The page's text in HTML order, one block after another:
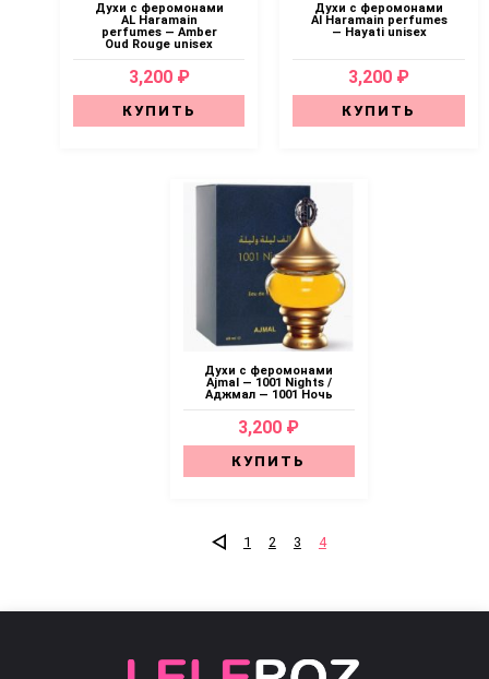
Духи с феромонами
AL Haramain
perfumes — Amber
Oud Rouge unisex
3,200 ₽
КУПИТЬ
Духи с феромонами
Al Haramain perfumes
— Hayati unisex
3,200 ₽
КУПИТЬ
Духи с феромонами
Ajmal — 1001 Nights /
Аджмал — 1001 Ночь
3,200 ₽
КУПИТЬ
1 2 3 4